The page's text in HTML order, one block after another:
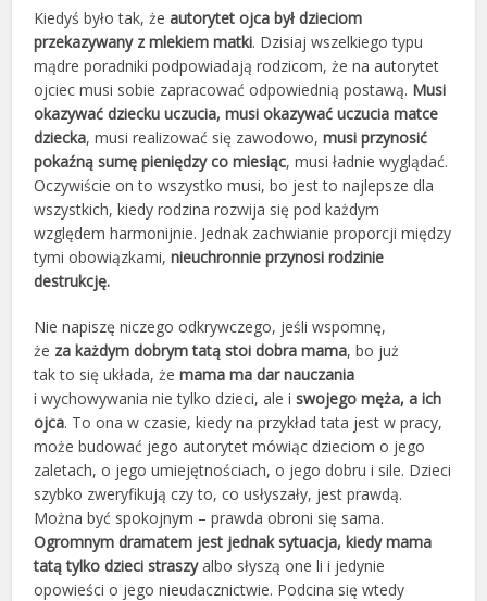
Kiedyś było tak, że autorytet ojca był dzieciom
przekazywany z mlekiem matki. Dzisiaj wszelkiego typu
mądre poradniki podpowiadają rodzicom, że na autorytet
ojciec musi sobie zapracować odpowiednią postawą. Musi
okazywać dziecku uczucia, musi okazywać uczucia matce
dziecka, musi realizować się zawodowo,musi przynosić
pokaźną sumę pieniędzy co miesiąc, musi ładnie wyglądać.
Oczywiście on to wszystko musi, bo jest to najlepsze dla
wszystkich, kiedy rodzina rozwija się pod każdym
względem harmonijnie. Jednak zachwianie proporcji między
tymi obowiązkami,nieuchronnie przynosi rodzinie
destrukcję.
Nie napiszę niczego odkrywczego, jeśli wspomnę,
że za każdym dobrym tatą stoi dobra mama, bo już
tak to się układa, że mama ma dar nauczania
i wychowywania nie tylko dzieci, ale iswojego męża, a ich
ojca. To ona w czasie, kiedy na przykład tata jest w pracy,
może budować jego autorytet mówiąc dzieciom o jego
zaletach, o jego umiejętnościach, o jego dobru i sile. Dzieci
szybko zweryfikują czy to, co usłyszały, jest prawdą.
Można być spokojnym – prawda obroni się sama.
Ogromnym dramatem jest jednak sytuacja, kiedy mama
tatą tylko dzieci straszyalbo słyszą one li i jedynie
opowieści o jego nieudacznictwie. Podcina się wtedy